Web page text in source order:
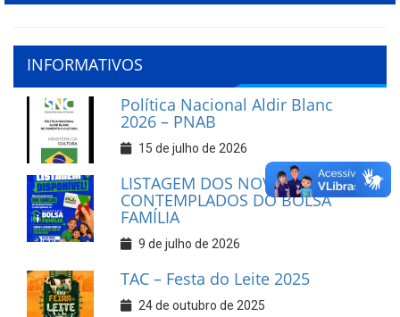
INFORMATIVOS
Política Nacional Aldir Blanc
2026 – PNAB
15 de julho de 2026
LISTAGEM DOS NOVOS
CONTEMPLADOS DO BOLSA
FAMÍLIA
9 de julho de 2026
TAC – Festa do Leite 2025
24 de outubro de 2025